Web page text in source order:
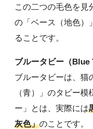
この二つの毛色を見
の「ベース（地色）
ることです。
ブルータビー（Blue
ブルータビーは、猫
（青）」のタビー
ー」とは、実際には
灰色」のことです。